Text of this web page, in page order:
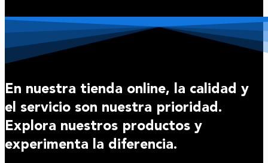
En nuestra tienda online, la calidad y
el servicio son nuestra prioridad.
Explora nuestros productos y
experimenta la diferencia.